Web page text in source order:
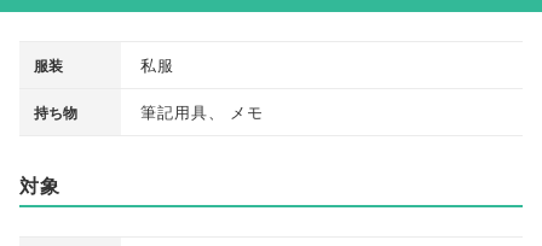
服装 私服
持ち物 筆記用具、 メモ
対象